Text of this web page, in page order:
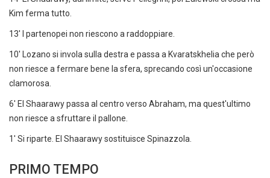
Kim ferma tutto.
13' I partenopei non riescono a raddoppiare.
10' Lozano si invola sulla destra e passa a Kvaratskhelia che però
non riesce a fermare bene la sfera, sprecando così un'occasione
clamorosa.
6' El Shaarawy passa al centro verso Abraham, ma quest'ultimo
non riesce a sfruttare il pallone.
1' Si riparte. El Shaarawy sostituisce Spinazzola.
PRIMO TEMPO